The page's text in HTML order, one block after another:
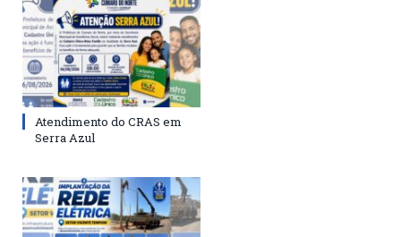
Atendimento do CRAS em
Serra Azul